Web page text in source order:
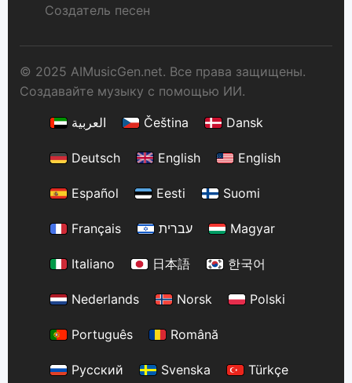
Создатель песен
© 2025 AIMusicGen.net. Все права защищены.
Создавайте музыку с помощью ИИ.
العربية
Čeština Dansk
Deutsch English English
Español Eesti Suomi
Français עברית Magyar
Italiano 日本語 한국어
Nederlands Norsk Polski
Português Română
Русский Svenska Türkçe